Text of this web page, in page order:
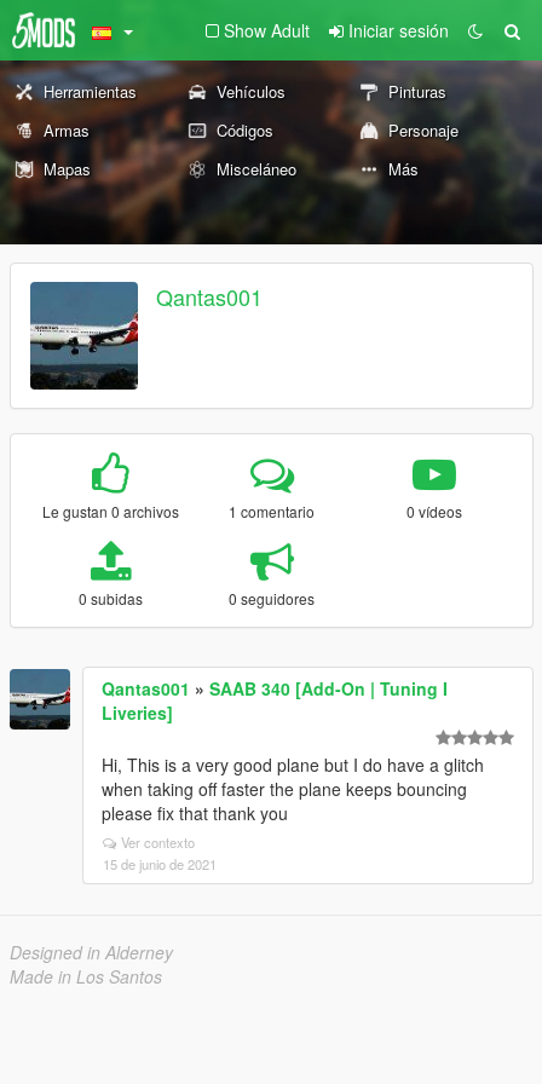
Show Adult Iniciar sesión
Herramientas Vehículos
Pinturas
Armas
Códigos
Personaje
Mapas
Misceláneo Más
Qantas001
Le gustan 0 archivos 1 comentario 0 vídeos
0 subidas 0 seguidores
Qantas001 » SAAB 340 [Add-On | Tuning I
Liveries]
Hi, This is a very good plane but I do have a glitch
when taking off faster the plane keeps bouncing
please fix that thank you
Ver contexto
15 de junio de 2021
Designed in Alderney
Made in Los Santos